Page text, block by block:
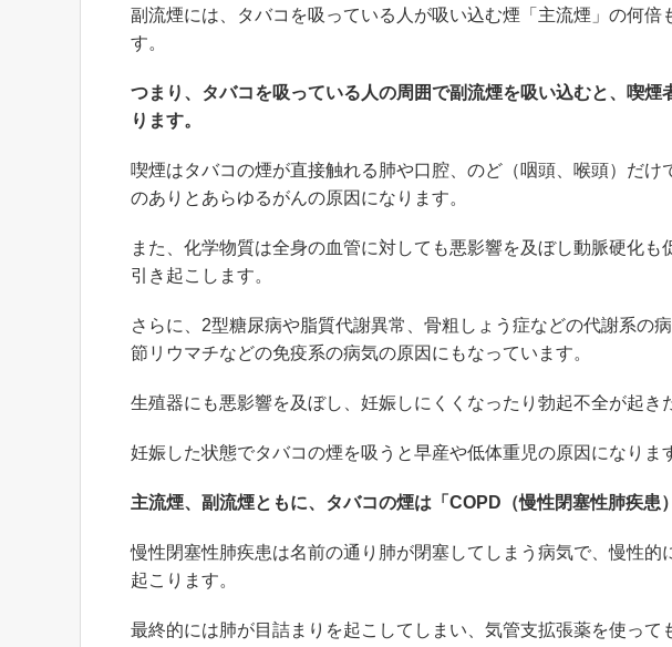
副流煙には、タバコを吸っている人が吸い込む煙「主流煙」の何倍
す。
つまり、タバコを吸っている人の周囲で副流煙を吸い込むと、喫
ります。
喫煙はタバコの煙が直接触れる肺や口腔、のど（咽頭、喉頭）だ
のありとあらゆるがんの原因になります。
また、化学物質は全身の血管に対しても悪影響を及ぼし動脈硬化
引き起こします。
さらに、2型糖尿病や脂質代謝異常、骨粗しょう症などの代謝系の
節リウマチなどの免疫系の病気の原因にもなっています。
生殖器にも悪影響を及ぼし、妊娠しにくくなったり勃起不全が起き
妊娠した状態でタバコの煙を吸うと早産や低体重児の原因になりま
主流煙、副流煙ともに、タバコの煙は「COPD（慢性閉塞性肺疾患
慢性閉塞性肺疾患は名前の通り肺が閉塞してしまう病気で、慢性
起こります。
最終的には肺が目詰まりを起こしてしまい、気管支拡張薬を使っ